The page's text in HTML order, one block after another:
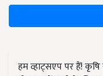
हम व्हाट्सएप पर हैं!